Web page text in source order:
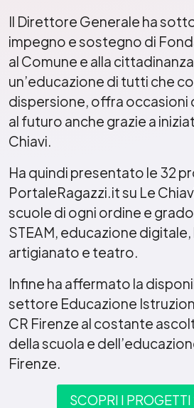
Il Direttore Generale ha
impegno e sostegno di
al Comune e alla
un’educazione di tutti che
dispersione, offra occasioni
al futuro anche grazie a
Chiavi.
Ha quindi presentato le 32
PortaleRagazzi.it su Le
scuole di ogni ordine e
STEAM, educazione
artigianato e teatro.
Infine ha affermato la
settore Educazione
CR Firenze al costante
della scuola e
Firenze.
SCOPRI I